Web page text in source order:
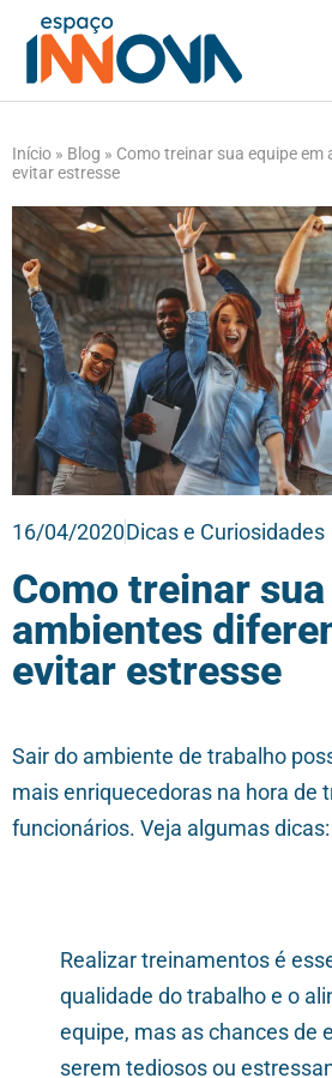
Início » Blog » Como treinar sua equipe
evitar estresse
16/04/2020Dicas e Curiosidades
Como treinar
ambientes
evitar estresse
Sair do ambiente de trabalho
mais enriquecedoras na hora de
funcionários. Veja algumas dicas:
Realizar treinamentos é
qualidade do trabalho e o
equipe, mas as chances de
serem tediosos ou